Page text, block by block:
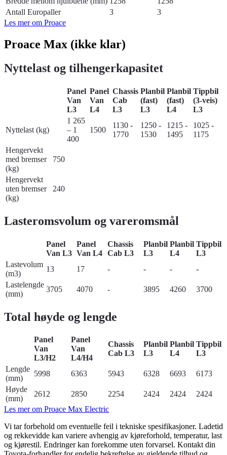
Antall Europaller
3
3
Les mer om Proace
Proace Max (ikke klar)
Nyttelast og tilhengerkapasitet
Panel
Van
L3
Panel
Van
L4
Chassis
Cab
L3
Planbil
(fast)
L3
Planbil
(fast)
L4
Tippbil
(3-veis)
L3
Nyttelast (kg)
1 265
– 1
400
1500
1130 -
1770
1250 -
1530
1215 -
1495
1025 -
1175
Hengervekt
med bremser
(kg)
750
Hengervekt
uten bremser
(kg)
240
Lasteromsvolum og vareromsmål
Panel
Van L3
Panel
Van L4
Chassis
Cab L3
Planbil
L3
Planbil
L4
Tippbil
L3
Lastevolum
(m3)
13 17 - - -
-
Lastelengde
(mm)
3705 4070 - 3895 4260 3700
Total høyde og lengde
Panel
Van
L3/H2
Panel
Van
L4/H4
Chassis
Cab L3
Planbil
L3
Planbil
L4
Tippbil
L3
Lengde
(mm)
5998 6363 5943 6328 6693
6173
Høyde
(mm)
2612 2850 2254 2424 2424
2424
Les mer om Proace Max Electric
Vi tar forbehold om eventuelle feil i tekniske spesifikasjoner. Ladetid
og rekkevidde kan variere avhengig av kjøreforhold, temperatur, last
og kjørestil. Endringer kan forekomme uten forvarsel. Kontakt din